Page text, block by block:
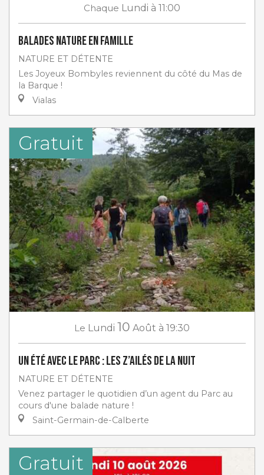
Chaque Lundi à 11:00
Balades nature en famille
NATURE ET DÉTENTE
Les Joyeux Bombyles reviennent du côté du Mas de
la Barque !
Vialas
Gratuit
Le Lundi 10 Août à 19:30
Un Été avec le Parc : Les z’ailés de la nuit
NATURE ET DÉTENTE
Venez partager le quotidien d’un agent du Parc au
cours d'une balade nature !
Saint-Germain-de-Calberte
Gratuit